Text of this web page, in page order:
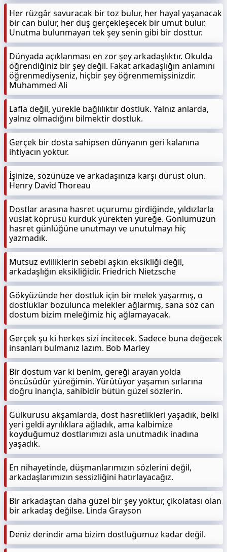
Her rüzgâr savuracak bir toz bulur, her hayal yaşanacak
bir can bulur, her düş gerçekleşecek bir umut bulur.
Unutma bulunmayan tek şey senin gibi bir dosttur.
Dünyada açıklanması en zor şey arkadaşlıktır. Okulda
öğrendiğiniz bir şey değil. Fakat arkadaşlığın anlamını
öğrenmediyseniz, hiçbir şey öğrenmemişsinizdir.
Muhammed Ali
Lafla değil, yürekle bağlılıktır dostluk. Yalnız anlarda,
yalnız olmadığını bilmektir dostluk.
Gerçek bir dosta sahipsen dünyanın geri kalanına
ihtiyacın yoktur.
İşinize, sözünüze ve arkadaşınıza karşı dürüst olun.
Henry David Thoreau
Dostlar arasına hasret uçurumu girdiğinde, yıldızlarla
vuslat köprüsü kurduk yürekten yüreğe. Gönlümüzün
hasret günlüğüne unutmayı ve unutulmayı hiç
yazmadık.
Mutsuz evliliklerin sebebi aşkın eksikliği değil,
arkadaşlığın eksikliğidir. Friedrich Nietzsche
Gökyüzünde her dostluk için bir melek yaşarmış, o
dostluklar bozulunca melekler ağlarmış, sana söz can
dostum bizim meleğimiz hiç ağlamayacak.
Gerçek şu ki herkes sizi incitecek. Sadece buna değecek
insanları bulmanız lazım. Bob Marley
Bir dostum var ki benim, gereği arayan yolda
öncüsüdür yüreğimin. Yürütüyor yaşamın sırlarına
doğru inançla, sahibidir bütün güzel sözlerin.
Gülkurusu akşamlarda, dost hasretlikleri yaşadık, belki
yeri geldi ayrılıklara ağladık, ama kalbimize
koyduğumuz dostlarımızı asla unutmadık inadına
yaşadık.
En nihayetinde, düşmanlarımızın sözlerini değil,
arkadaşlarımızın sessizliğini hatırlayacağız.
Bir arkadaştan daha güzel bir şey yoktur, çikolatası olan
bir arkadaş değilse. Linda Grayson
Deniz derindir ama bizim dostluğumuz kadar değil.